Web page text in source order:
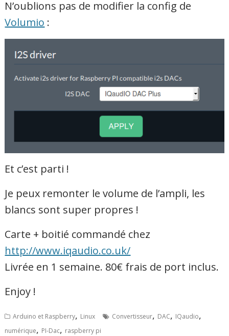
N’oublions pas de modifier la config de
Volumio :
Et c’est parti !
Je peux remonter le volume de l’ampli, les
blancs sont super propres !
Carte + boitié commandé chez
http://www.iqaudio.co.uk/
Livrée en 1 semaine. 80€ frais de port inclus.
Enjoy !
Arduino et Raspberry, Linux Convertisseur, DAC, IQaudio,
numérique, PI-Dac, raspberry pi